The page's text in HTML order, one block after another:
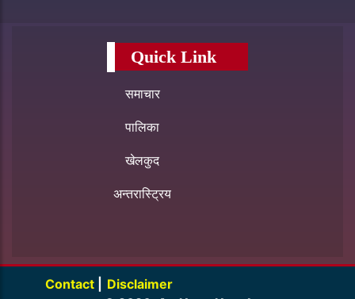
Quick Link
समाचार
पालिका
खेलकुद
अन्तरास्ट्रिय
Contact
Disclaimer